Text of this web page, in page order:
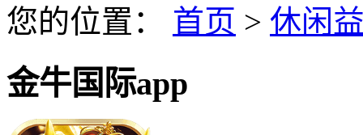
您的位置： 首页 > 休闲
金牛国际app